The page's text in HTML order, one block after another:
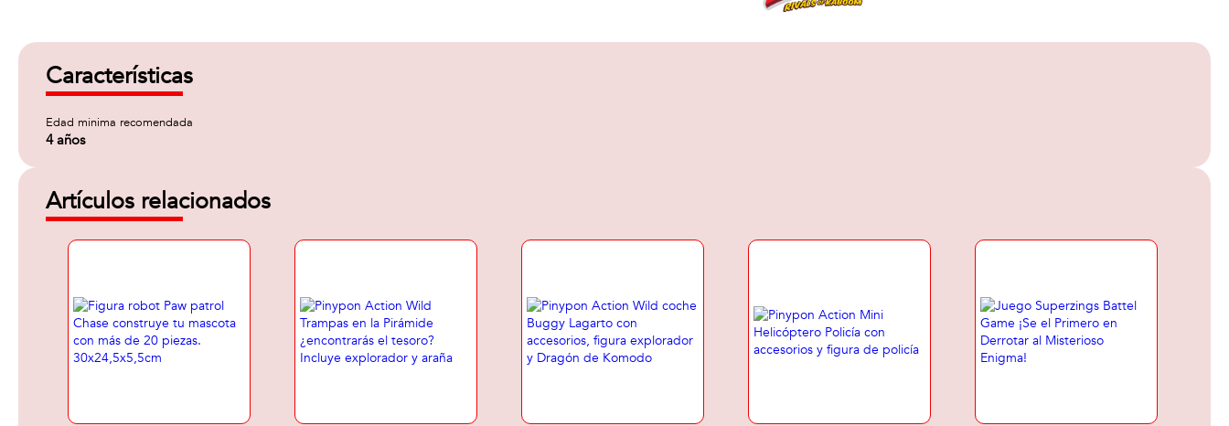
Características
Edad minima recomendada
4 años
Artículos relacionados